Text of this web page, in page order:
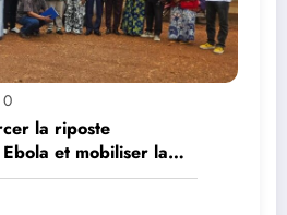
0
la riposte
et mobiliser la
d’une réunion de
la Zone de Santé